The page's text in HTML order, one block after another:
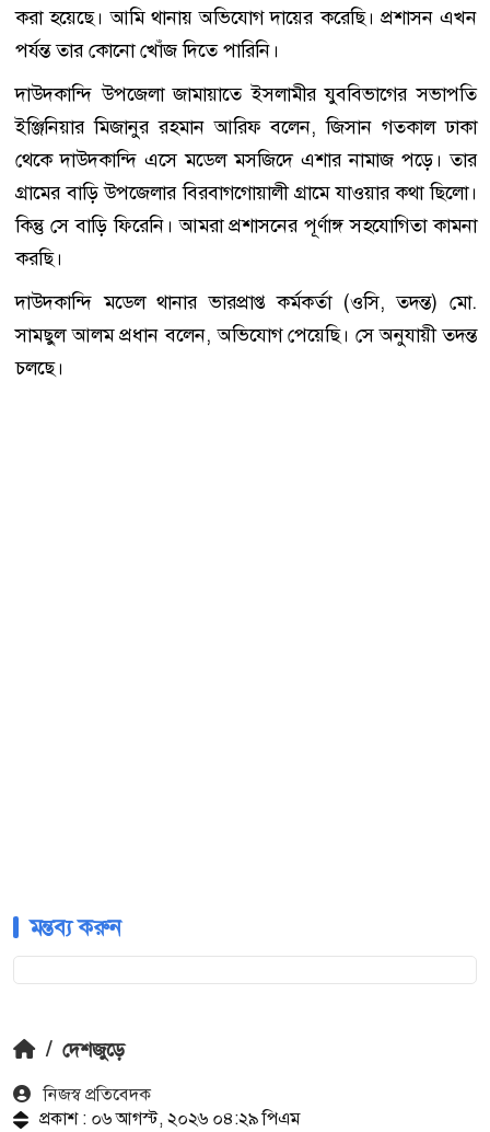
করা হয়েছে। আমি থানায় অভিযোগ দায়ের করেছি। প্রশাসন এখন
পর্যন্ত তার কোনো খোঁজ দিতে পারিনি।
দাউদকান্দি উপজেলা জামায়াতে ইসলামীর যুববিভাগের সভাপতি
ইঞ্জিনিয়ার মিজানুর রহমান আরিফ বলেন, জিসান গতকাল ঢাকা
থেকে দাউদকান্দি এসে মডেল মসজিদে এশার নামাজ পড়ে। তার
গ্রামের বাড়ি উপজেলার বিরবাগগোয়ালী গ্রামে যাওয়ার কথা ছিলো।
কিন্তু সে বাড়ি ফিরেনি। আমরা প্রশাসনের পূর্ণাঙ্গ সহযোগিতা কামনা
করছি।
দাউদকান্দি মডেল থানার ভারপ্রাপ্ত কর্মকর্তা (ওসি, তদন্ত) মো.
সামছুল আলম প্রধান বলেন, অভিযোগ পেয়েছি। সে অনুযায়ী তদন্ত
চলছে।
মন্তব্য করুন
/ দেশজুড়ে
নিজস্ব প্রতিবেদক
প্রকাশ : ০৬ আগস্ট, ২০২৬ ০৪:২৯ পিএম